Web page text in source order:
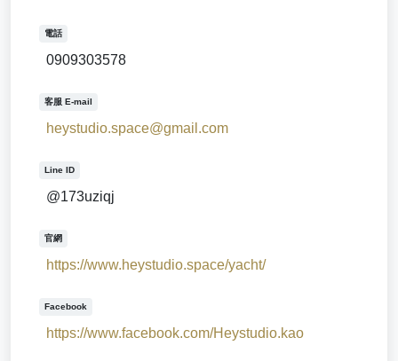
電話
0909303578
客服 E-mail
heystudio.space@gmail.com
Line ID
@173uziqj
官網
https://www.heystudio.space/yacht/
Facebook
https://www.facebook.com/Heystudio.kao